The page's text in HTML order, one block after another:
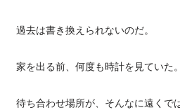
過去は書き換えられないのだ。
家を出る前、何度も時計を見ていた。
待ち合わせ場所が、そんなに遠くで